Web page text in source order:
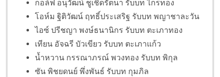
กอล์ฟ อนุวัฒน์ ชูเชิดรัตนา รับบท ไกรทอง
โอห์ม ฐิติวัฒน์ ฤทธิ์ประเสริฐ รับบท พญาชาละวัน
ไอซ์ ปรีชญา พงษ์ธนานิกร รับบท ตะเภาทอง
เทียน อัจฉรี บัวเขียว รับบท ตะเภาแก้ว
น้ำหวาน กรรณาภรณ์ พวงทอง รับบท พิกุล
ซัน พิชยดนย์ พึ่งพันธ์ รับบท กุมภิล